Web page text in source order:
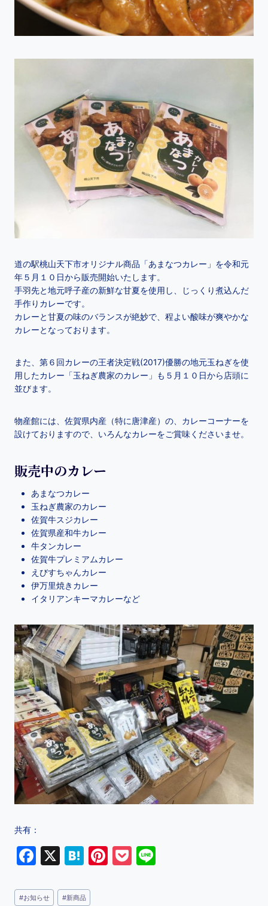
道の駅桃山天下市オリジナル商品「あまなつカレー」を令和元
年５月１０日から販売開始いたします。
手羽先と地元呼子産の新鮮な甘夏を使用し、じっくり煮込んだ
手作りカレーです。
カレーと甘夏の味のバランスが絶妙で、程よい酸味が爽やかな
カレーとなっております。
また、第６回カレーの王者決定戦(2017)優勝の地元玉ねぎを使
用したカレー「玉ねぎ農家のカレー」も５月１０日から店頭に
並びます。
物産館には、佐賀県内産（特に唐津産）の、カレーコーナーを
設けておりますので、いろんなカレーをご賞味くださいませ。
販売中のカレー
あまなつカレー
玉ねぎ農家のカレー
佐賀牛スジカレー
佐賀県産和牛カレー
牛タンカレー
佐賀牛プレミアムカレー
えびすちゃんカレー
伊万里焼きカレー
イタリアンキーマカレーなど
共有：
F
c
X
H
e
Pi P
#お知らせ #新商品